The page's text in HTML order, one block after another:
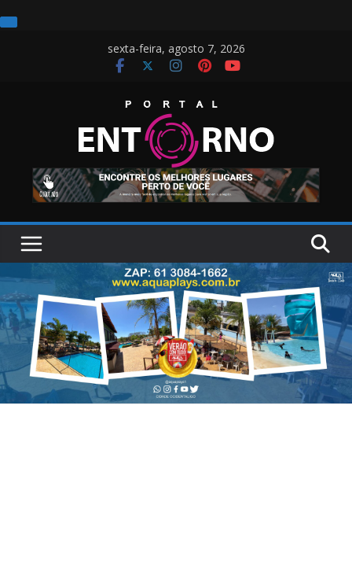
sexta-feira, agosto 7, 2026